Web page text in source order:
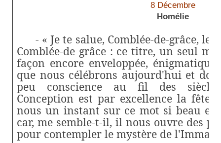
8 Décembre
Homélie
- « Je te salue, Comblée-de-grâce, le
Comblée-de grâce : ce titre, un seul
façon encore enveloppée,
que nous célébrons aujourd'hui et
peu conscience au fil des
Conception est par excellence la fête
nous un instant sur ce mot si beau et
car, me semble-t-il, il nous ouvre des
pour contempler le mystère de